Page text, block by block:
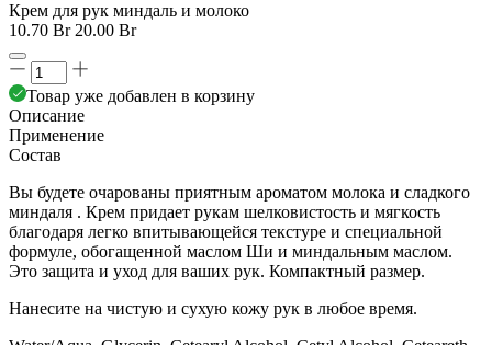
Крем для рук миндаль и молоко
10.70 Br 20.00 Br
Товар уже добавлен в корзину
Описание
Применение
Состав
Вы будете очарованы приятным ароматом молока и сладкого
миндаля . Крем придает рукам шелковистость и мягкость
благодаря легко впитывающейся текстуре и специальной
формуле, обогащенной маслом Ши и миндальным маслом.
Это защита и уход для ваших рук. Компактный размер.
Нанесите на чистую и сухую кожу рук в любое время.